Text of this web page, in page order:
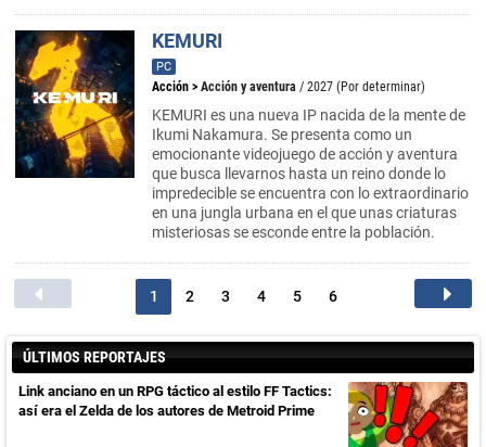
KEMURI
PC
Acción > Acción y aventura / 2027 (Por determinar)
KEMURI es una nueva IP nacida de la mente de
Ikumi Nakamura. Se presenta como un
emocionante videojuego de acción y aventura
que busca llevarnos hasta un reino donde lo
impredecible se encuentra con lo extraordinario
en una jungla urbana en el que unas criaturas
misteriosas se esconde entre la población.
1 2 3 4 5 6
ÚLTIMOS REPORTAJES
Link anciano en un RPG táctico al estilo FF Tactics:
así era el Zelda de los autores de Metroid Prime